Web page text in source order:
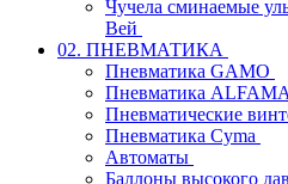
Чучела сминаемые
Вей
02. ПНЕВМАТИКА
Пневматика GAMO
Пневматика
Пневматические
Пневматика Cyma
Автоматы
Баллоны высокого